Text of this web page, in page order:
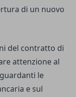
di un nuovo
del contratto di
attenzione al
le
e sul